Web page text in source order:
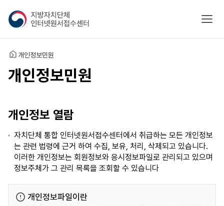
지
방
자
치
단
체
인
원
접
수
센
모바
홈 개인정보민원
개인정보민원
개인정보 열람
자치단체 통합 인터넷원서접수센터에서 취급하는 모든 개인정보
는 관련 법령에 근거 하여 수집, 보유, 처리, 삭제되고 있습니다.
이러한 개인정보는 회원정보와 응시정보파일로 관리되고 있으며
정보주체가 그 관리 목록을 조회할 수 있습니다
개인정보파일이란